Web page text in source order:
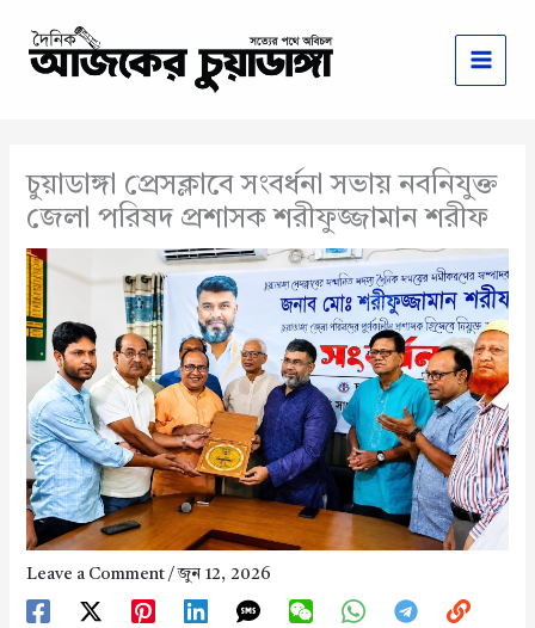
content
চুয়াডাঙ্গা প্রেসক্লাবে সংবর্ধনা সভায় নবনিযুক্ত
জেলা পরিষদ প্রশাসক শরীফুজ্জামান শরীফ
Leave a Comment /জুন 12, 2026